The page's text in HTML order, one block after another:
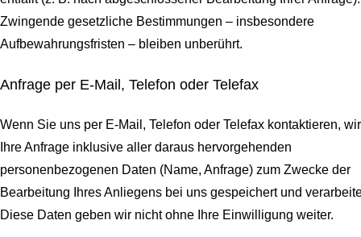
Zwingende gesetzliche Bestimmungen – insbesondere
Aufbewahrungsfristen – bleiben unberührt.
Anfrage per E-Mail, Telefon oder Telefax
Wenn Sie uns per E-Mail, Telefon oder Telefax kontaktieren,
Ihre Anfrage inklusive aller daraus hervorgehenden
personenbezogenen Daten (Name, Anfrage) zum Zwecke der
Bearbeitung Ihres Anliegens bei uns gespeichert und
Diese Daten geben wir nicht ohne Ihre Einwilligung weiter.